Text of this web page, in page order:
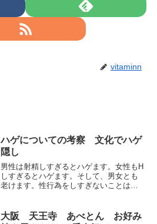
vitaminn
ハゲについての考察 文化でハゲ
隠し
男性は射精しすぎるとハゲます。女性もH
しすぎるとハゲます。そして、男女とも
老けます。性行為をしすぎないことは究
ごく若々しい人がいるでしょ？あれは、H
大阪 天王寺 あべとん お好み